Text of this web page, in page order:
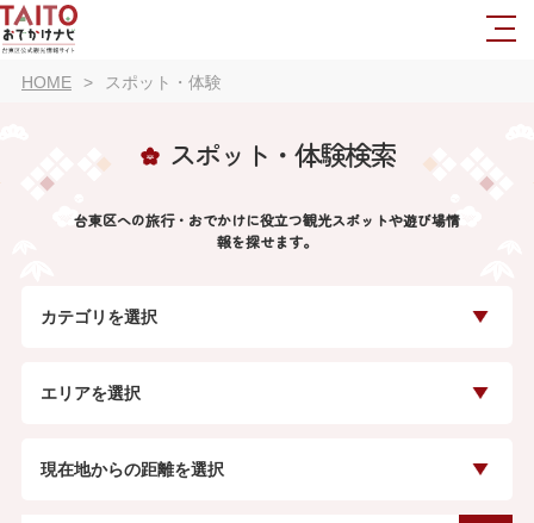
HOME スポット・体験
スポット・体験検索
台東区への旅行・おでかけに役立つ観光スポットや遊び場情
報を探せます。
カテゴリを選択
エリアを選択
現在地からの距離を選択